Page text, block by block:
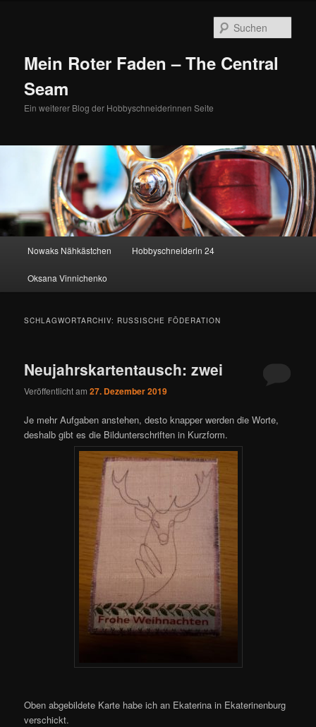
Mein Roter Faden – The Central
Seam
Ein weiterer Blog der Hobbyschneiderinnen Seite
Nowaks Nähkästchen Hobbyschneiderin 24
Oksana Vinnichenko
SCHLAGWORTARCHIV: RUSSISCHE FÖDERATION
Neujahrskartentausch: zwei
Veröffentlicht am27. Dezember 2019
Je mehr Aufgaben anstehen, desto knapper werden die Worte,
deshalb gibt es die Bildunterschriften in Kurzform.
Oben abgebildete Karte habe ich an Ekaterina in Ekaterinenburg
verschickt.